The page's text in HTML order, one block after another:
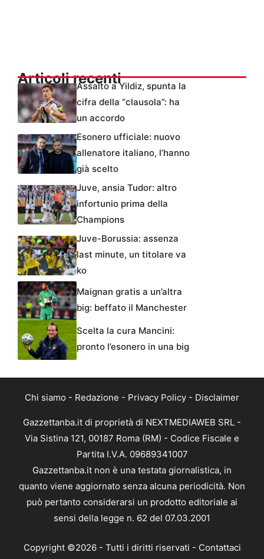
Articoli recentiAssalto a Yildiz, spunta la
cifra della “clausola”: ha
un accordo
Esonero ufficiale: nuovo
allenatore italiano, l’hanno
già scelto
Juve, ansia Tudor: altro
infortunio prima della
Champions
Juve-Borussia: assenza
last minute, un titolare va
ko
Maignan gratis a un’altra
big: beffato il Manchester
Scelta la cura Mancini:
pronto l’esonero in una big
Chi siamo - Redazione - Privacy Policy - Disclaimer
Gazzettanba.it di proprietà di NEXTMEDIAWEB SRL -
Via Sistina 121, 00187 Roma (RM) - Codice Fiscale e
Partita I.V.A. 09689341007
Gazzettanba.it non è una testata giornalistica, in
quanto viene aggiornato senza alcuna periodicità. Non
può pertanto considerarsi un prodotto editoriale ai
sensi della legge n. 62 del 07.03.2001
Copyright ©2026 - Tutti i diritti riservati - Contattaci